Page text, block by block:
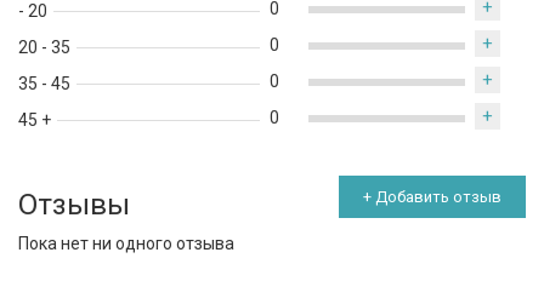
- 20
20 - 35
35 - 45
45 +
0 +
0 +
0 +
0 +
Отзывы + Добавить отзыв
Пока нет ни одного отзыва